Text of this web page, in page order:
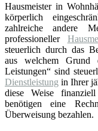
Hausmeister in
körperlich
zahlreiche andere
professioneller
steuerlich durch das
aus welchem Grund
Leistungen“ sind
Dienstleistung in Ihrer
diese Weise
benötigen eine
Überweisung bezahlen.